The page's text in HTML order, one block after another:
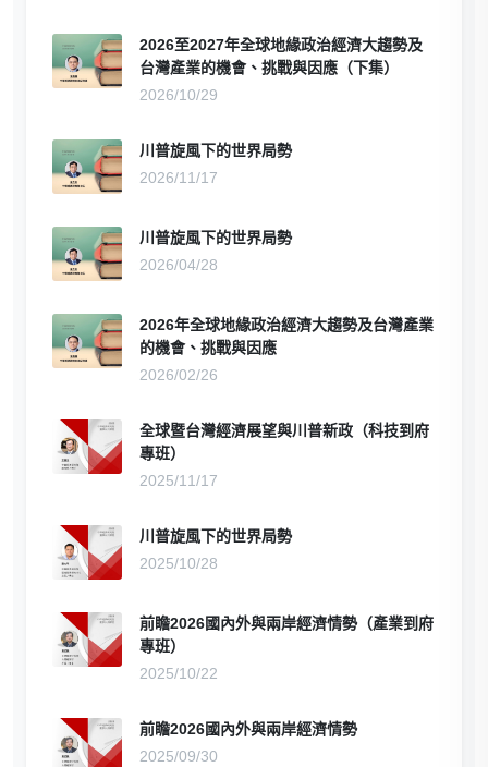
2026至2027年全球地緣政治經濟大趨勢及
台灣產業的機會、挑戰與因應（下集）
2026/10/29
川普旋風下的世界局勢
2026/11/17
川普旋風下的世界局勢
2026/04/28
2026年全球地緣政治經濟大趨勢及台灣產業
的機會、挑戰與因應
2026/02/26
全球暨台灣經濟展望與川普新政（科技到府
專班）
2025/11/17
川普旋風下的世界局勢
2025/10/28
前瞻2026國內外與兩岸經濟情勢（產業到府
專班）
2025/10/22
前瞻2026國內外與兩岸經濟情勢
2025/09/30